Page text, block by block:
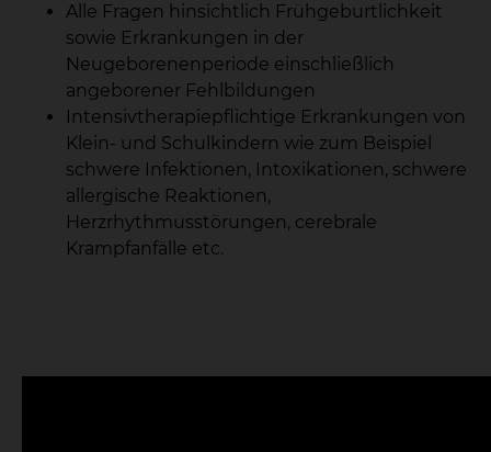
Alle Fragen hinsichtlich Frühgeburtlichkeit
sowie Erkrankungen in der
Neugeborenenperiode einschließlich
angeborener Fehlbildungen
Intensivtherapiepflichtige Erkrankungen von
Klein- und Schulkindern wie zum Beispiel
schwere Infektionen, Intoxikationen, schwere
allergische Reaktionen,
Herzrhythmusstörungen, cerebrale
Krampfanfälle etc.